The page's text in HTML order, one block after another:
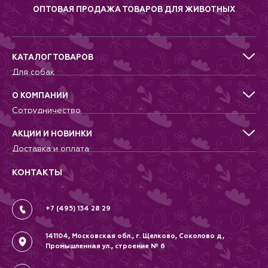
ОПТОВАЯ ПРОДАЖА ТОВАРОВ ДЛЯ ЖИВОТНЫХ
КАТАЛОГ ТОВАРОВ
Для собак
Для кошек
Для грызунов
Для птиц
Аквариумистика, пруд, море
Террариумистика
О КОМПАНИИ
Сотрудничество
Питомникам
Добрые дела
Новости
Контакты
Вопрос-Ответ
АКЦИИ И НОВИНКИ
Доставка и оплата
Гарантии и возврат
Вакансии
Политика
Соглашение
КОНТАКТЫ
+7 (495) 134 28 29
141104, Московская обл., г. Щелково, Соколово д,
Промышленная ул., строение № 6